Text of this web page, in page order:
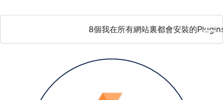
8個我在所有網站裏都會安裝的Plugins